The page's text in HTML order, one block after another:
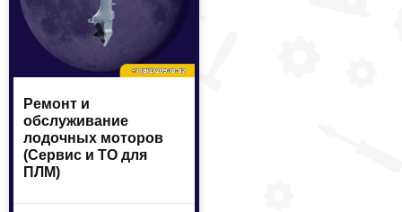
Ремонт и
обслуживание
лодочных моторов
(Сервис и ТО для
ПЛМ)